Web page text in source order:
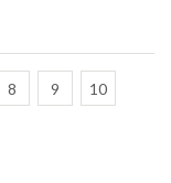
8 9
10